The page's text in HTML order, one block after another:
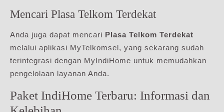
Mencari Plasa Telkom Terdekat
Anda juga dapat mencari Plasa Telkom Terdekat
melalui aplikasi MyTelkomsel, yang sekarang sudah
terintegrasi dengan MyIndiHome untuk memudahkan
pengelolaan layanan Anda.
Paket IndiHome Terbaru: Informasi dan